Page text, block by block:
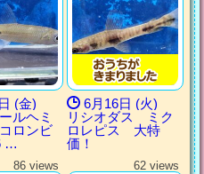
(金)
ルヘミ
ロンビ
…
6月16日 (火)
リシオダス ミク
ロレピス 大特
価！
86 views 62 views